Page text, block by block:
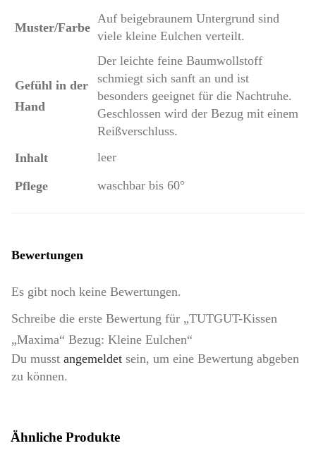
Muster/Farbe
Auf beigebraunem Untergrund sind
viele kleine Eulchen verteilt.
Gefühl in der
Hand
Der leichte feine Baumwollstoff
schmiegt sich sanft an und ist
besonders geeignet für die Nachtruhe.
Geschlossen wird der Bezug mit einem
Reißverschluss.
Inhalt
leer
Pflege waschbar bis 60°
Bewertungen
Es gibt noch keine Bewertungen.
Schreibe die erste Bewertung für „TUTGUT-Kissen
„Maxima“ Bezug: Kleine Eulchen“
Du musst angemeldet sein, um eine Bewertung abgeben
zu können.
Ähnliche Produkte